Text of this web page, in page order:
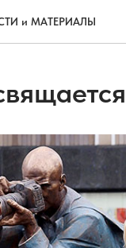
и МАТЕРИАЛЫ